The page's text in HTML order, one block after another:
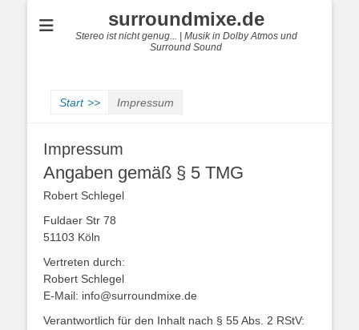
surroundmixe.de
Stereo ist nicht genug... | Musik in Dolby Atmos und
Surround Sound
Start >> Impressum
Impressum
Angaben gemäß § 5 TMG
Robert Schlegel
Fuldaer Str 78
51103 Köln
Vertreten durch:
Robert Schlegel
E-Mail: info@surroundmixe.de
Verantwortlich für den Inhalt nach § 55 Abs. 2 RStV: